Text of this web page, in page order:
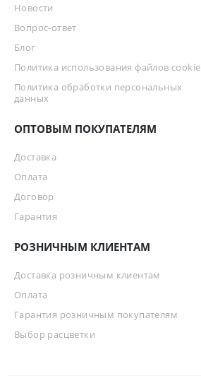
Новости
Вопрос-ответ
Блог
Политика использования файлов cookie
Политика обработки персональных
данных
ОПТОВЫМ ПОКУПАТЕЛЯМ
Доставка
Оплата
Договор
Гарантия
РОЗНИЧНЫМ КЛИЕНТАМ
Доставка розничным клиентам
Оплата
Гарантия розничным покупателям
Выбор расцветки